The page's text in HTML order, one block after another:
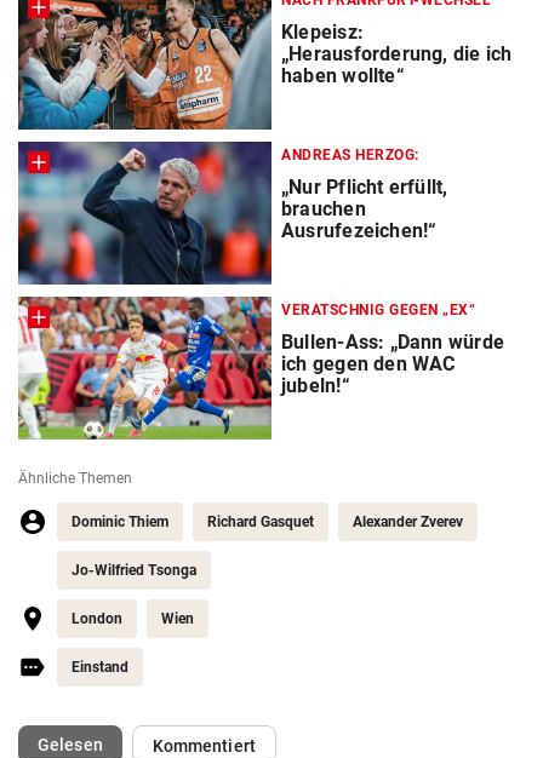
Klepeisz:
„Herausforderung, die ich
haben wollte“
ANDREAS HERZOG:
„Nur Pflicht erfüllt,
brauchen
Ausrufezeichen!“
VERATSCHNIG GEGEN „EX“
Bullen-Ass: „Dann würde
ich gegen den WAC
jubeln!“
Ähnliche Themen
Dominic Thiem Richard Gasquet Alexander Zverev
Jo-Wilfried Tsonga
London Wien
Einstand
Gelesen(ausgewählt)Kommentiert